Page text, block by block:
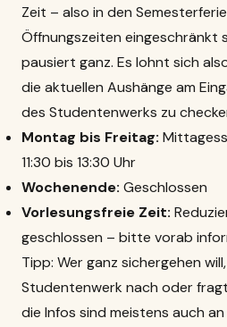
Zeit – also in den
Öffnungszeiten eingeschränkt
pausiert ganz. Es lohnt sich
die aktuellen Aushänge am
des Studentenwerks zu
Montag bis Freitag:
11:30 bis 13:30 Uhr
Wochenende: Geschlossen
Vorlesungsfreie Zeit:
geschlossen – bitte vorab
Tipp: Wer ganz sichergehen
Studentenwerk nach oder
die Infos sind meistens auch